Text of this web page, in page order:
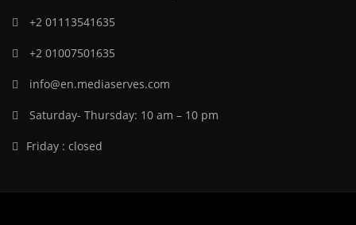
+2 01113541635
+2 01007501635
info@en.mediaserves.com
Saturday- Thursday: 10 am – 10 pm
Friday : closed